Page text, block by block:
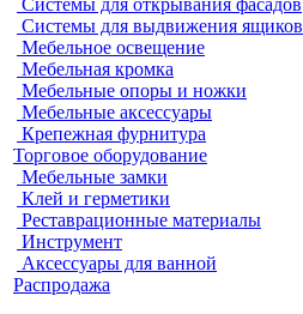
Системы для открывания фасадов
Системы для выдвижения ящиков
Мебельное освещение
Мебельная кромка
Мебельные опоры и ножки
Мебельные аксессуары
Крепежная фурнитура
Торговое оборудование
Мебельные замки
Клей и герметики
Реставрационные материалы
Инструмент
Аксессуары для ванной
Распродажа